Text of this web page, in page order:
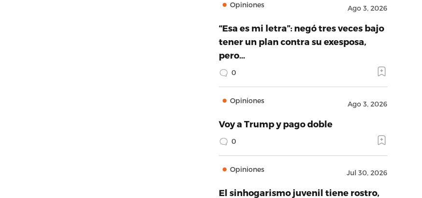
Opiniones Ago 3, 2026
“Esa es mi letra”: negó tres veces bajo
tener un plan contra su exesposa,
pero…
0
Opiniones Ago 3, 2026
Voy a Trump y pago doble
0
Opiniones Jul 30, 2026
El sinhogarismo juvenil tiene rostro,